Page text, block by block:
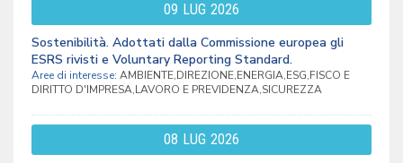
09 LUG 2026
Sostenibilità. Adottati dalla Commissione europea gli
ESRS rivisti e Voluntary Reporting Standard.
Aree di interesse: AMBIENTE,DIREZIONE,ENERGIA,ESG,FISCO E
DIRITTO D'IMPRESA,LAVORO E PREVIDENZA,SICUREZZA
08 LUG 2026